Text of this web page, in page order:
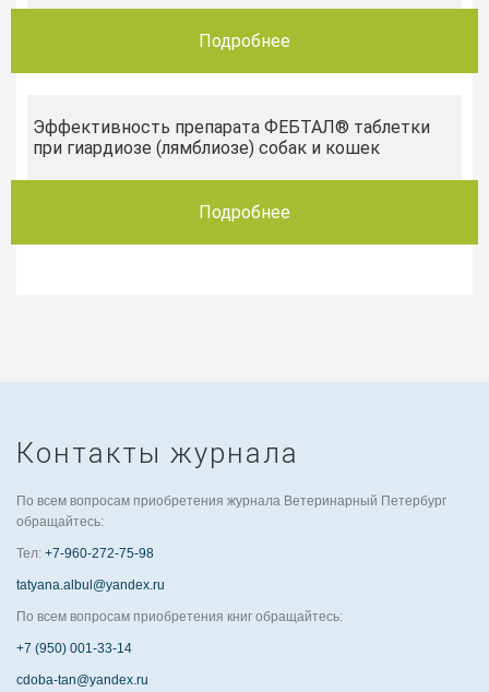
Подробнее
Эффективность препарата ФЕБТАЛ® таблетки
при гиардиозе (лямблиозе) собак и кошек
Подробнее
Контакты журнала
По всем вопросам приобретения журнала Ветеринарный Петербург
обращайтесь:
Тел: +7-960-272-75-98
tatyana.albul@yandex.ru
По всем вопросам приобретения книг обращайтесь:
+7 (950) 001-33-14
cdoba-tan@yandex.ru